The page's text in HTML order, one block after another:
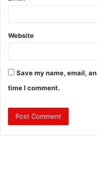
Website
Save my name, email,
time I comment.